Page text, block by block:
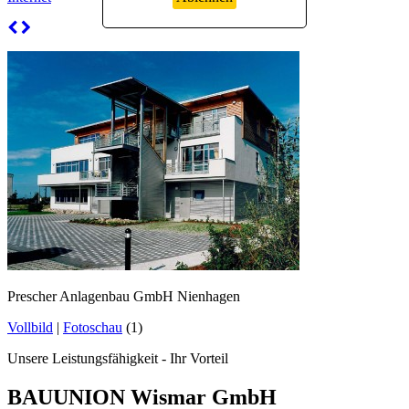
Prescher Anlagenbau GmbH Nienhagen
Vollbild | Fotoschau (1)
Unsere Leistungsfähigkeit - Ihr Vorteil
BAUUNION Wismar GmbH